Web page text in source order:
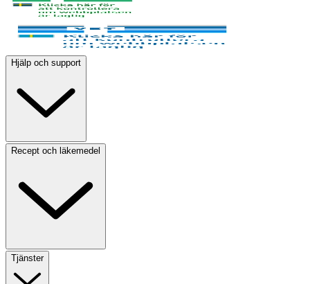
Hjälp och support
Recept och läkemedel
Tjänster